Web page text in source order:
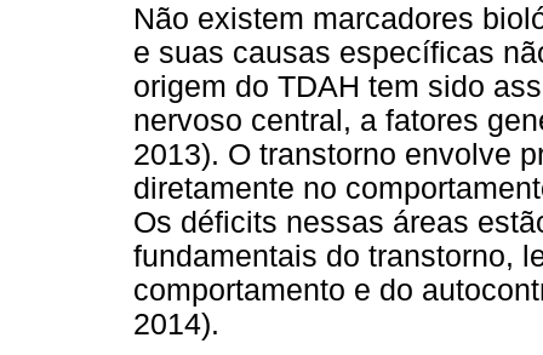
Não existem marcadores
e suas causas específicas
origem do TDAH tem sido
nervoso central, a fatores
2013). O transtorno envolve
diretamente no
Os déficits nessas áreas
fundamentais do transtorno,
comportamento e do
2014).